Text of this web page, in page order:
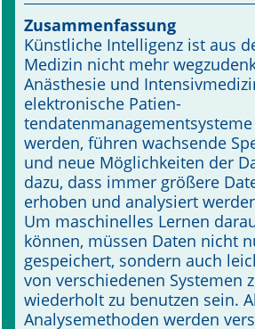
Online First
A&I English
Mediadaten
Autoren-Service
Bestell-Service
Stellenmarkt
Kongresskalender
Zusammenfassung
Künstliche Intelligenz ist aus
Medizin nicht mehr
Anästhesie und
elektronische Patien­
werden, führen wachsende
und neue Möglichkeiten der
dazu, dass immer größere
erhoben und analysiert
Um maschinelles Lernen
können, müssen Daten nicht
gespeichert, sondern auch
von verschiedenen Systemen
wiederholt zu benutzen sein.
Analysemethoden werden